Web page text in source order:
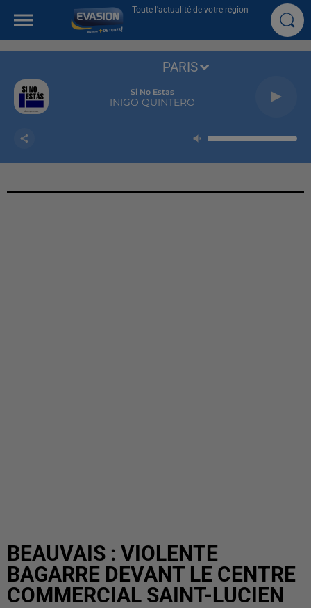
Toute l'actualité de votre région
Si No Estas
INIGO QUINTERO
PARIS
BEAUVAIS : VIOLENTE
BAGARRE DEVANT LE CENTRE
COMMERCIAL SAINT-LUCIEN